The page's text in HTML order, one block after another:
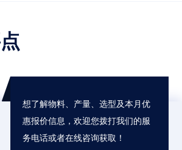
想了解物料、产量、选型及本月优
惠报价信息，欢迎您拨打我们的服
务电话或者在线咨询获取！